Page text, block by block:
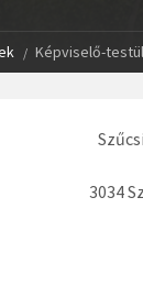
Képviselő-
3034